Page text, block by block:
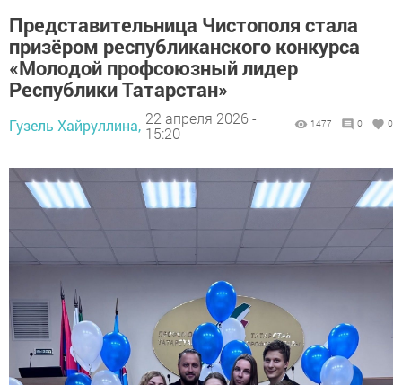
Представительница Чистополя стала
призёром республиканского конкурса
«Молодой профсоюзный лидер
Республики Татарстан»
Гузель Хайруллина, 22 апреля 2026 -
15:20
1477 0 0